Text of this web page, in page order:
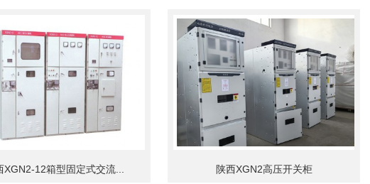
XGN2-12箱型固定式交流... 陕西XGN2高压开关柜